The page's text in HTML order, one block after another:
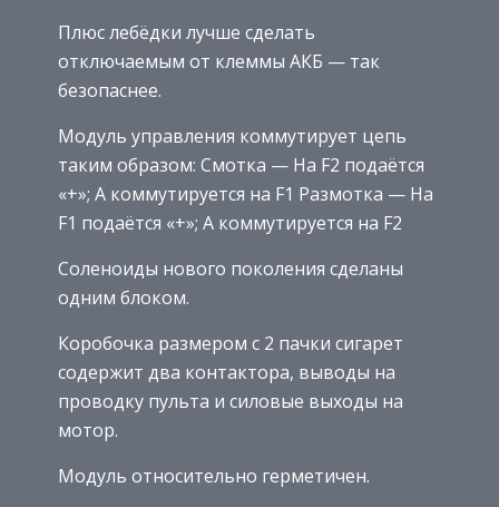
Плюс лебёдки лучше сделать
отключаемым от клеммы АКБ — так
безопаснее.
Модуль управления коммутирует цепь
таким образом: Смотка — На F2 подаётся
«+»; А коммутируется на F1 Размотка — На
F1 подаётся «+»; А коммутируется на F2
Соленоиды нового поколения сделаны
одним блоком.
Коробочка размером с 2 пачки сигарет
содержит два контактора, выводы на
проводку пульта и силовые выходы на
мотор.
Модуль относительно герметичен.